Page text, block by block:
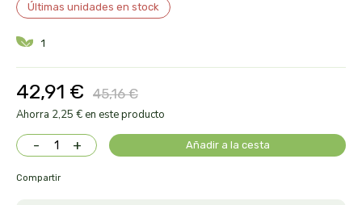
Últimas unidades en stock
1
42,91 € 45,16 €
Ahorra 2,25 € en este producto
- + Añadir a la cesta
Compartir
ana maria lajusticia
armonia
arnidol
arrasate